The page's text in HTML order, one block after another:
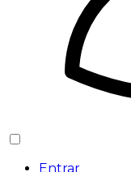
Entrar